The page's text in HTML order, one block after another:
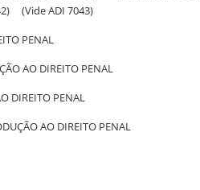
(Vide ADI 7043)
PENAL
AO DIREITO PENAL
DIREITO PENAL
AO DIREITO PENAL